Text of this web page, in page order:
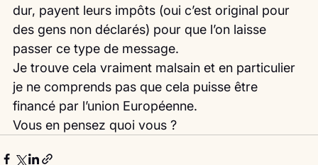
dur, payent leurs impôts (oui c’est original pour
des gens non déclarés) pour que l’on laisse
passer ce type de message.
Je trouve cela vraiment malsain et en particulier
je ne comprends pas que cela puisse être
financé par l’union Européenne.
Vous en pensez quoi vous ?